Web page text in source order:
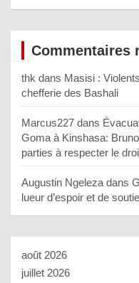
Commentaires
thk dans Masisi :
chefferie des Bashali
Marcus227 dans
Goma à Kinshasa:
parties à respecter le
Augustin Ngeleza dans
lueur d’espoir et de
août 2026
juillet 2026